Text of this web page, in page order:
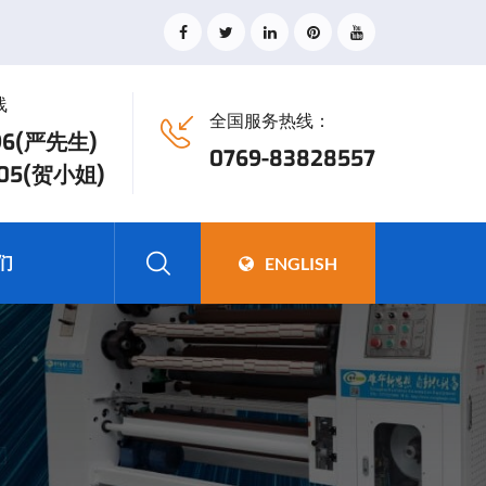
严先生)
贺小姐)
全国服务热线：
0769-83828557
ENGLISH